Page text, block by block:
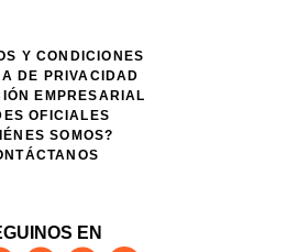
Y CONDICIONES
DE PRIVACIDAD
EMPRESARIAL
OFICIALES
SOMOS?
EN